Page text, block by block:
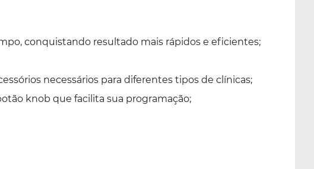
conquistando resultado mais rápidos e eficientes;
necessários para diferentes tipos de clínicas;
knob que facilita sua programação;